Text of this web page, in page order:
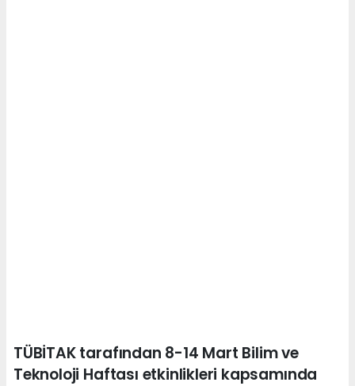
TÜBİTAK tarafından 8-14 Mart Bilim ve
Teknoloji Haftası etkinlikleri kapsamında